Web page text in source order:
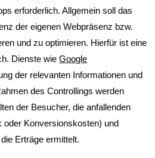
erforderlich. Allgemein soll das
der eigenen Webpräsenz bzw.
und zu optimieren. Hierfür ist eine
Dienste wieGoogle
der relevanten Informationen und
des Controllings werden
der Besucher, die anfallenden
Konversionskosten) und
Erträge ermittelt.